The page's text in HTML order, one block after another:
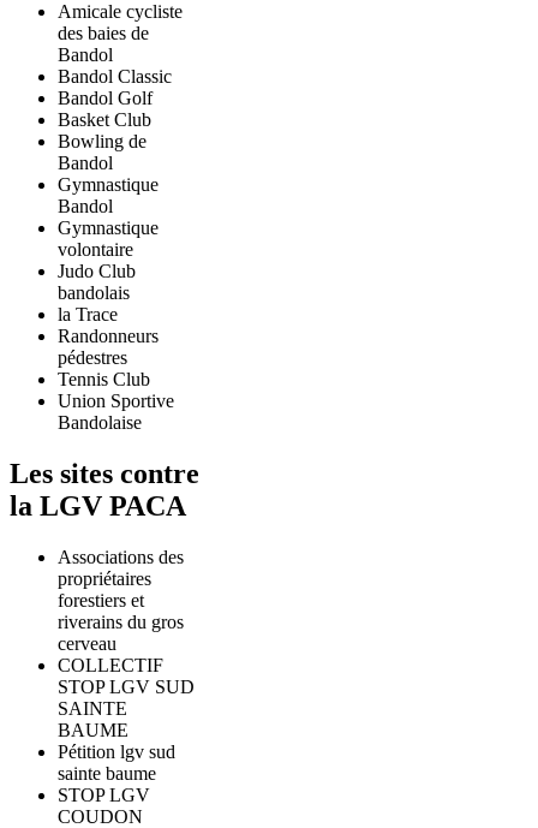
Amicale cycliste
des baies de
Bandol
Bandol Classic
Bandol Golf
Basket Club
Bowling de
Bandol
Gymnastique
Bandol
Gymnastique
volontaire
Judo Club
bandolais
la Trace
Randonneurs
pédestres
Tennis Club
Union Sportive
Bandolaise
Les sites contre
la LGV PACA
Associations des
propriétaires
forestiers et
riverains du gros
cerveau
COLLECTIF
STOP LGV SUD
SAINTE
BAUME
Pétition lgv sud
sainte baume
STOP LGV
COUDON